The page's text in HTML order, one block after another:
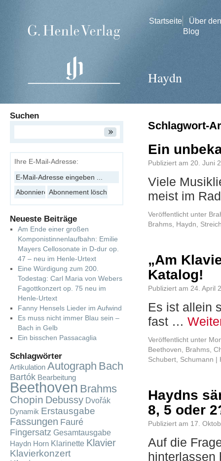
Startseite
Über den
Blog
Haydn
Schlagwort-
Ein
Publiziert am 20. Juni
Viele
meist im
Veröffentlicht unter
Brahms Haydn
„Am
Katalog!
Publiziert am 24. April
Es ist allein
fast …
Veröffentlicht unter
Beethoven
Brahms
Schubert Schumann |
Haydns
8, 5 oder
Publiziert am 17.
Auf die
Suchen
Ihre E-Mail-Adresse:
Neueste Beiträge
Am Ende einer großen
Komponistinnenlaufbahn: Emilie
Mayers Cellosonate in D-dur op.
47 – neu im Henle-Urtext
Eine Würdigung zum 200.
Todestag: Carl Maria von Webers
Fagottkonzert op. 75 neu im
Henle-Urtext
Fanny Hensels Lieder im Aufwind
Es muss nicht immer Blau sein –
Bach in Gelb
Ein bisschen Passacaglia
Schlagwörter
Artikulation Autograph Bach
Bartók Bearbeitung
Beethoven Brahms
Chopin Debussy Dvořák
Dynamik Erstausgabe
Fassungen Fauré
Fingersatz Gesamtausgabe
Haydn Horn Klarinette Klavier
Klavierkonzert